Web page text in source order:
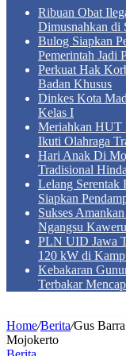
Ribuan Obat
Dimusnahkan di
Bulog Siapkan
Pemerintah Jadi
Perkuat Hak
Badan Khusus
Dinkes Kota
Kelas I
Meriahkan HUT
Ikuti Olahraga
Hari Anak Di
Tradisional
Lelang Serentak
Siapkan
Sukses
Ngangsu
PLN UID Jawa
120 kW di
Kebakaran
Terbakar
Home/Berita/Gus
Mojokerto